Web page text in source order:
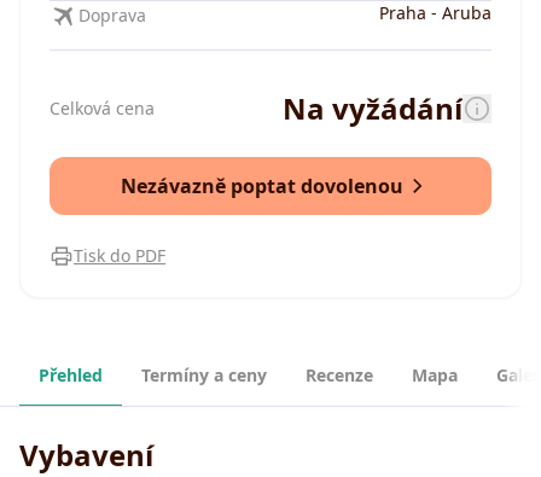
Doprava Praha - Aruba
Celková cena Na vyžádání
Nezávazně poptat dovolenou
Tisk do PDF
Přehled Termíny a ceny Recenze Mapa
Vybavení